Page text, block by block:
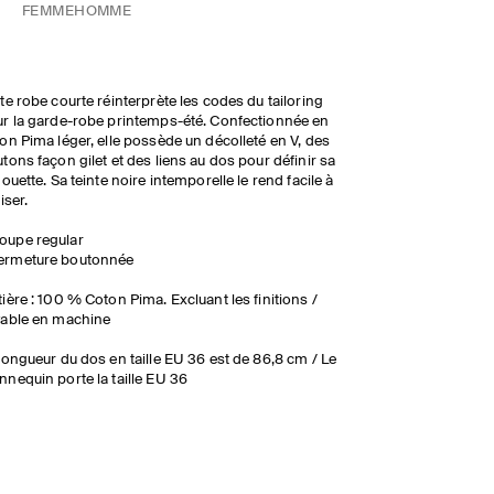
FEMMEHOMME
robe courte réinterprète les codes du tailoring
la garde-robe printemps-été. Confectionnée en
Pima léger, elle possède un décolleté en V, des
façon gilet et des liens au dos pour définir sa
Sa teinte noire intemporelle le rend facile à
regular
boutonnée
: 100 % Coton Pima. Excluant les finitions /
en machine
du dos en taille EU 36 est de 86,8 cm / Le
porte la taille EU 36